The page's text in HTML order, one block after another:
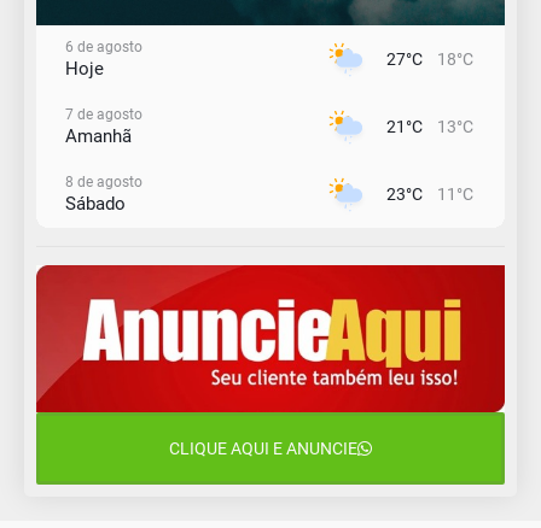
6 de agosto
Hoje 27°C 18°C
7 de agosto
Amanhã 21°C 13°C
8 de agosto
Sábado 23°C 11°C
Domingo 16°C 12°C
10 de agosto
Segunda-Feira
CLIQUE AQUI E ANUNCIE